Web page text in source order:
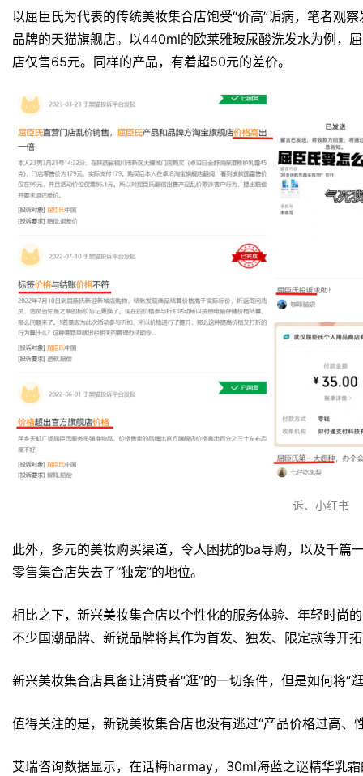
以屈臣氏为代表的传统美妆集合店饱受“价高”诟病，笔者观
品牌的天猫旗舰店。以440ml的欧莱雅玻尿酸洗发水为例，
店仅售65元。同样的产品，有着超50元的差价。
诉、小红书
此外，多元的美妆购买渠道，令人困扰的ba导购，以及千
零售集合店失去了“独宠”的地位。
相比之下，新兴美妆集合店以个性化的服务体验、年轻时尚
不少国潮品牌、新锐品牌将其作为首发、独发、限定款等开
新兴美妆集合店具备让消费者“逛”的一切条件，但是如何将“
值得关注的是，新锐美妆集合店也没有逃过“产品价格过高、
艾瑞咨询数据显示，在话梅harmay，30ml海蓝之谜精华乳